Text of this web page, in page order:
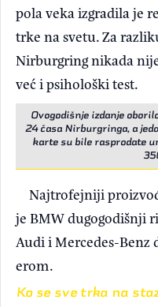
pola veka izgradila je
trke na svetu. Za
Nirburgring nikada
već i psihološki test.
Ovogodišnje izdanje
24 časa Nirburgringa, a
karte su bile rasprodate
Najtrofejniji
je BMW dugogodišnji
Audi i Mercedes-
erom.
Ko se sve trka na